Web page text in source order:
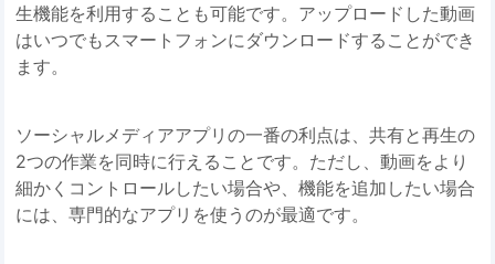
生機能を利用することも可能です。アップロードした動画
はいつでもスマートフォンにダウンロードすることができ
ます。
ソーシャルメディアアプリの一番の利点は、共有と再生の
2つの作業を同時に行えることです。ただし、動画をより
細かくコントロールしたい場合や、機能を追加したい場合
には、専門的なアプリを使うのが最適です。